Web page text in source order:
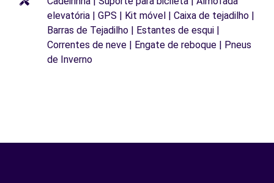
elevatória | GPS | Kit móvel | Caixa de tejadilho |
Barras de Tejadilho | Estantes de esqui |
Correntes de neve | Engate de reboque | Pneus
de Inverno